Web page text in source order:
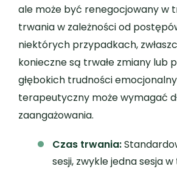
ale może być renegocjowany w
trwania w zależności od
niektórych przypadkach,
konieczne są trwałe zmiany lub
głębokich trudności
terapeutyczny może wymagać
zaangażowania.
Czas trwania:
sesji, zwykle jedna sesja